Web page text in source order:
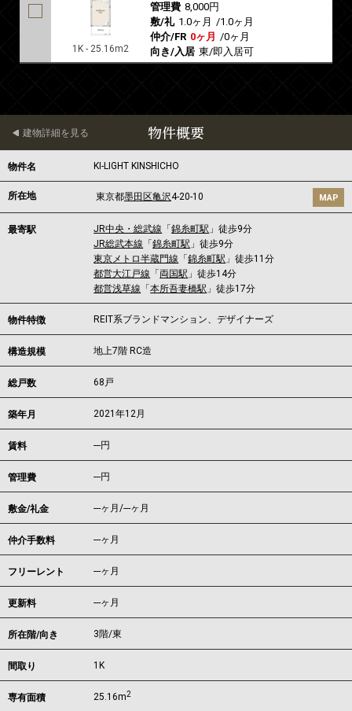
1K - 25.16m2
管理費 8,000円
敷/礼 1.0ヶ月 /1.0ヶ月
仲介/FR 0ヶ月 /0ヶ月
向き/入居 東/即入居可
物件概要
建物詳細を見る
物件名 KI-LIGHT KINSHICHO
所在地 東京都墨田区亀沢4-20-10 MAP
最寄駅 JR中央・総武線 「錦糸町駅 」徒歩9分
JR総武本線 「錦糸町駅 」徒歩9分
東京メトロ半蔵門線 「錦糸町駅 」徒歩11分
都営大江戸線 「両国駅 」徒歩14分
都営浅草線 「本所吾妻橋駅 」徒歩17分
物件特徴 REIT系ブランドマンション、デザイナーズ
構造規模 地上7階 RC造
総戸数 68戸
築年月 2021年12月
賃料 ---円
管理費 ---円
敷金/礼金 ---ヶ月/---ヶ月
仲介手数料 ---ヶ月
フリーレント ---ヶ月
更新料 ---ヶ月
所在階/向き 3階/東
間取り 1K
専有面積 25.16m2